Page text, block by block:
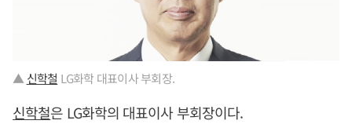
▲ 신학철 LG화학 대표이사 부회장.
신학철은 LG화학의 대표이사 부회장이다.